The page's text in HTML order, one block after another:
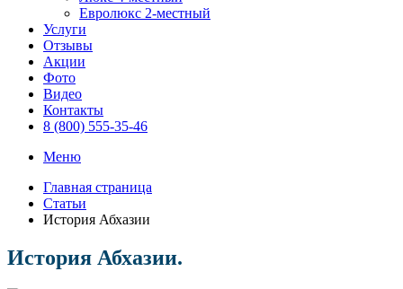
Евролюкс 2-местный
Услуги
Отзывы
Акции
Фото
Видео
Контакты
8 (800) 555-35-46
Меню
Главная страница
Статьи
История Абхазии
История Абхазии.